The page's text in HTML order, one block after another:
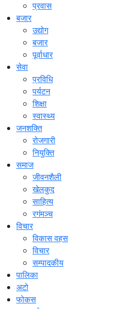
प्रवास
बजार
उद्योग
बजार
पूर्वाधार
सेवा
प्रविधि
पर्यटन
शिक्षा
स्वास्थ्य
जनशक्ति
रोजगारी
नियुक्ति
समाज
जीवनशैली
खेलकुद
साहित्य
रगंमञ्च
विचार
विकास वहस
विचार
सम्पादकीय
पालिका
अटो
फोकस